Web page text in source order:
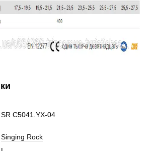
SR C5041.YX-04
Singing Rock